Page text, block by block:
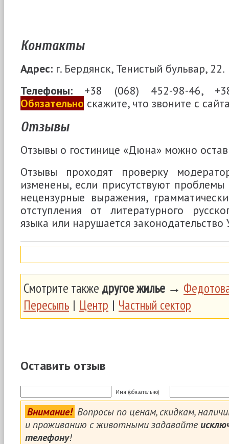
Контакты
Адрес: г. Бердянск, Тенистый бульвар, 22.
Телефоны: +38 (068) 452-98-46,
Обязательно скажите, что звоните с
Отзывы
Отзывы о гостинице «Дюна» можно
Отзывы проходят проверку
изменены, если присутствуют
нецензурные выражения,
отступления от литературного
языка или нарушается
Смотрите также другое жилье →
Пересыпь | Центр | Частный сектор
Оставить отзыв
Имя (обязательно)
Внимание! Вопросы по ценам, скидкам,
и проживанию с животными задавайте
телефону!